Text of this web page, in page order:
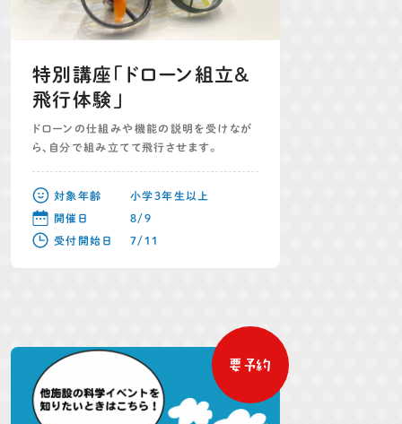
特別講座「ドローン組立&
飛行体験」
ドローンの仕組みや機能の説明を受けなが
ら、自分で組み立てて飛行させます。
対象年齢 小学3年生以上
開催日 8/9
受付開始日 7/11
要予約